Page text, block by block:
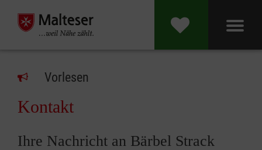
Vorlesen
Kontakt
Ihre Nachricht an Bärbel Strack